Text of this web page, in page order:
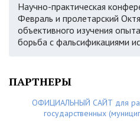
Научно-практическая
Февраль и пролетарский
объективного изучения
борьба с фальсификациями
ПАРТНЕРЫ
ОФИЦИАЛЬНЫЙ САЙТ для
государственных